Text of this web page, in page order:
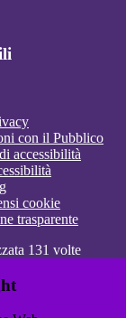
con il Pubblico
accessibilità
cookie
trasparente
131 volte